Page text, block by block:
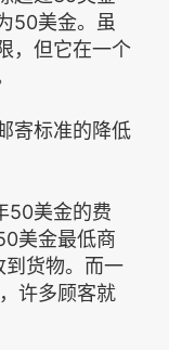
50美金。虽
，但它在一个
寄标准的降低
50美金的费
美金最低商
到货物。而一
许多顾客就